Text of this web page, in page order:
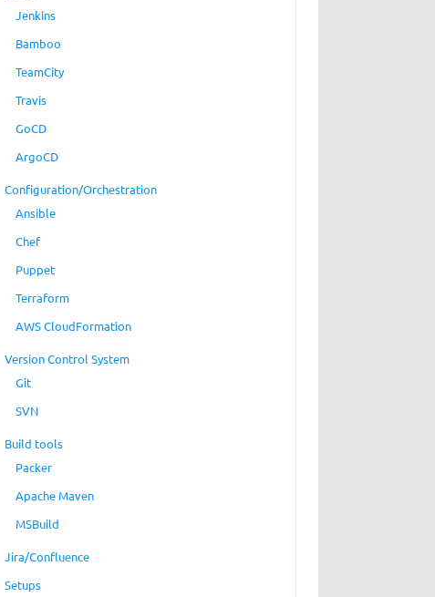
Jenkins
Bamboo
TeamCity
Travis
GoCD
ArgoCD
Configuration/Orchestration
Ansible
Chef
Puppet
Terraform
AWS CloudFormation
Version Control System
Git
SVN
Build tools
Packer
Apache Maven
MSBuild
Jira/Confluence
Setups